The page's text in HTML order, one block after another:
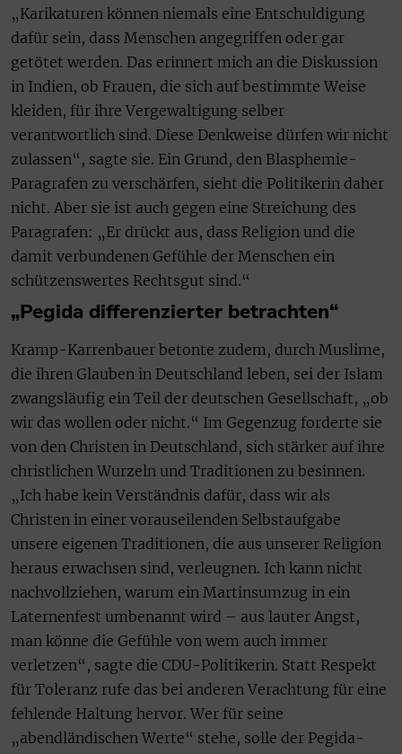
„Karikaturen können niemals eine Entschuldigung
dafür sein, dass Menschen angegriffen oder gar
getötet werden. Das erinnert mich an die Diskussion
in Indien, ob Frauen, die sich auf bestimmte Weise
kleiden, für ihre Vergewaltigung selber
verantwortlich sind. Diese Denkweise dürfen wir nicht
zulassen“, sagte sie. Ein Grund, den Blasphemie-
Paragrafen zu verschärfen, sieht die Politikerin daher
nicht. Aber sie ist auch gegen eine Streichung des
Paragrafen: „Er drückt aus, dass Religion und die
damit verbundenen Gefühle der Menschen ein
schützenswertes Rechtsgut sind.“
„Pegida differenzierter betrachten“
Kramp-Karrenbauer betonte zudem, durch Muslime,
die ihren Glauben in Deutschland leben, sei der Islam
zwangsläufig ein Teil der deutschen Gesellschaft, „ob
wir das wollen oder nicht.“ Im Gegenzug forderte sie
von den Christen in Deutschland, sich stärker auf ihre
christlichen Wurzeln und Traditionen zu besinnen.
„Ich habe kein Verständnis dafür, dass wir als
Christen in einer vorauseilenden Selbstaufgabe
unsere eigenen Traditionen, die aus unserer Religion
heraus erwachsen sind, verleugnen. Ich kann nicht
nachvollziehen, warum ein Martinsumzug in ein
Laternenfest umbenannt wird – aus lauter Angst,
man könne die Gefühle von wem auch immer
verletzen“, sagte die CDU-Politikerin. Statt Respekt
für Toleranz rufe das bei anderen Verachtung für eine
fehlende Haltung hervor. Wer für seine
„abendländischen Werte“ stehe, solle der Pegida-